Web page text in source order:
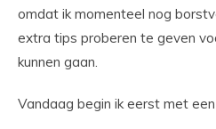
omdat ik momenteel nog
extra tips proberen te geven
kunnen gaan.
Vandaag begin ik eerst met